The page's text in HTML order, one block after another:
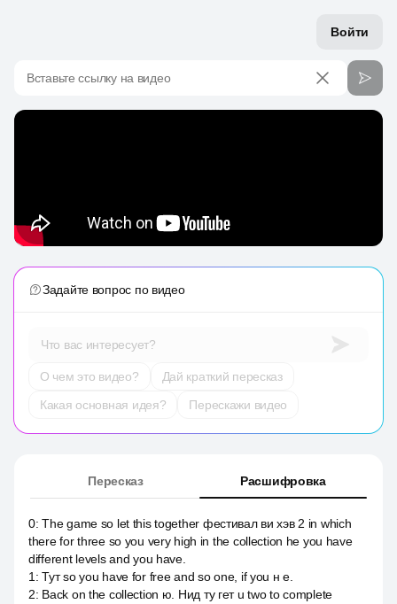
Войти
Вставьте ссылку на видео
Задайте вопрос по видео
Что вас интересует?
О чем это видео?
Дай краткий пересказ
Какая основная идея?
Перескажи видео
Пересказ Расшифровка
0:The game so let this together фестивал ви хэв 2 in which
there for three so you very high in the collection he you have
different levels and you have.
1 :Тут so you have for free and so one, if you н е.
2: Back on the collection ю. Нид ту гет u two to complete